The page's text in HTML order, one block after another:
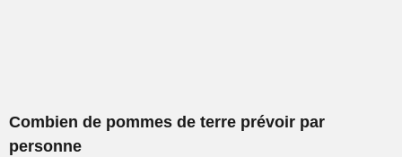
Combien de pommes de terre prévoir par
personne